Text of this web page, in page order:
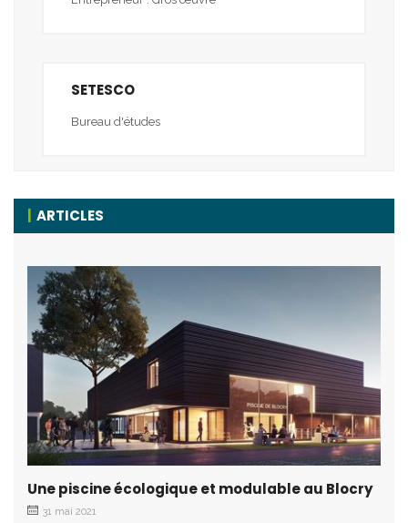
SETESCO
Bureau d'études
ARTICLES
Une piscine écologique et modulable au Blocry
31 mai 2021